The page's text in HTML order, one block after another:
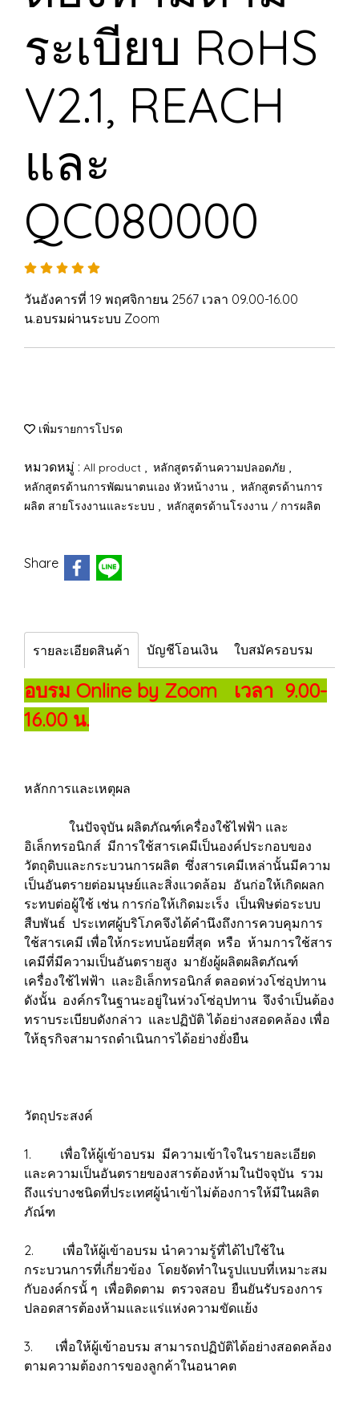
ระเบียบ RoHS
V2.1, REACH
และ
QC080000
วันอังคารที่ 19 พฤศจิกายน 2567 เวลา 09.00-16.00
น.อบรมผ่านระบบ Zoom
เพิ่มรายการโปรด
หมวดหมู่ : All product , หลักสูตรด้านความปลอดภัย ,
หลักสูตรด้านการพัฒนาตนเอง หัวหน้างาน , หลักสูตรด้านการ
ผลิต สายโรงงานและระบบ , หลักสูตรด้านโรงงาน / การผลิต
Share
รายละเอียดสินค้า บัญชีโอนเงิน ใบสมัครอบรม
อบรม Online by Zoom เวลา 9.00-
16.00 น.
หลักการและเหตุผล
ในปัจจุบัน ผลิตภัณฑ์เครื่องใช้ไฟฟ้า และ
อิเล็กทรอนิกส์ มีการใช้สารเคมีเป็นองค์ประกอบของ
วัตถุดิบและกระบวนการผลิต ซึ่งสารเคมีเหล่านั้นมีความ
เป็นอันตรายต่อมนุษย์และสิ่งแวดล้อม อันก่อให้เกิดผลก
ระทบต่อผู้ใช้ เช่น การก่อให้เกิดมะเร็ง เป็นพิษต่อระบบ
สืบพันธ์ ประเทศผู้บริโภคจึงได้คำนึงถึงการควบคุมการ
ใช้สารเคมี เพื่อให้กระทบน้อยที่สุด หรือ ห้ามการใช้สาร
เคมีที่มีความเป็นอันตรายสูง มายังผู้ผลิตผลิตภัณฑ์
เครื่องใช้ไฟฟ้า และอิเล็กทรอนิกส์ ตลอดห่วงโซ่อุปทาน
ดังนั้น องค์กรในฐานะอยู่ในห่วงโซ่อุปทาน จึงจำเป็นต้อง
ทราบระเบียบดังกล่าว และปฏิบัติ ได้อย่างสอดคล้อง เพื่อ
ให้ธุรกิจสามารถดำเนินการได้อย่างยั่งยืน
วัตถุประสงค์
1. เพื่อให้ผู้เข้าอบรม มีความเข้าใจในรายละเอียด
และความเป็นอันตรายของสารต้องห้ามในปัจจุบัน รวม
ถึงแร่บางชนิดที่ประเทศผู้นำเข้าไม่ต้องการให้มีในผลิต
ภัณ์ฑ
2. เพื่อให้ผู้เข้าอบรม นำความรู้ที่ได้ไปใช้ใน
กระบวนการที่เกี่ยวข้อง โดยจัดทำในรูปแบบที่เหมาะสม
กับองค์กรนั้ ๆ เพื่อติดตาม ตรวจสอบ ยืนยันรับรองการ
ปลอดสารต้องห้ามและแร่แห่งความขัดแย้ง
3. เพื่อให้ผู้เข้าอบรม สามารถปฏิบัติได้อย่างสอดคล้อง
ตามความต้องการของลูกค้าในอนาคต